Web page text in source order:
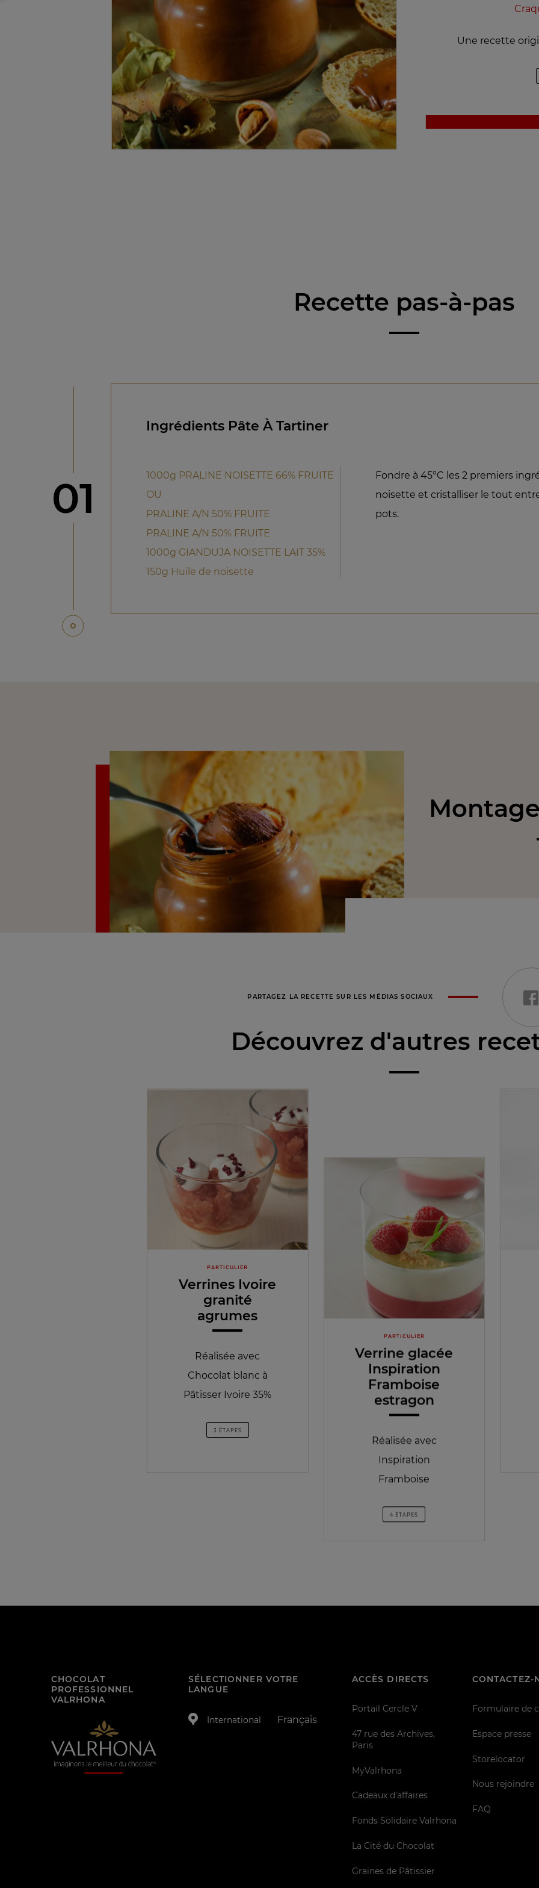
Une recette
Recette pas-à-pas
étape
01
Ingrédients Pâte À Tartiner
1000g PRALINE NOISETTE 66% FRUITE
OU
PRALINE A/N 50% FRUITE
PRALINE A/N 50% FRUITE
1000g GIANDUJA NOISETTE LAIT 35%
150g Huile de noisette
Fondre à 45°C les 2 premiers
noisette et cristalliser le tout
pots.
PARTAGEZ LA RECETTE SUR LES MÉDIAS SOCIAUX
Découvrez d'autres
PARTICULIER
Verrines Ivoire
granité
agrumes
Réalisée avec
Chocolat blanc à
Pâtisser Ivoire 35%
3 ÉTAPES
PARTICULIER
Verrine glacée
Inspiration
Framboise
estragon
Réalisée avec
Inspiration
Framboise
4 ÉTAPES
CHOCOLAT
PROFESSIONNEL
VALRHONA
SÉLECTIONNER VOTRE
LANGUE
International Français
ACCÈS DIRECTS
Portail Cercle V
47 rue des Archives,
Paris
MyValrhona
Cadeaux d'affaires
Fonds Solidaire Valrhona
La Cité du Chocolat
Graines de Pâtissier
CONTACTEZ-
Formulaire de
Espace presse
Storelocator
Nous rejoindre
FAQ